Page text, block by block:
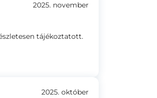
2025. november
tájékoztatott.
2025. október